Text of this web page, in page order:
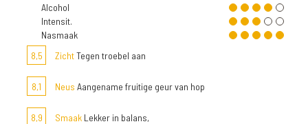
Alcohol
Intensit.
Nasmaak
8,5
ZichtTegen troebel aan
8,1 Neus Aangename fruitige geur van hop
8,9 Smaak Lekker in balans,